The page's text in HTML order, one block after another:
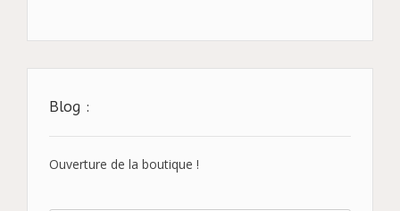
Blog :
Ouverture de la boutique !